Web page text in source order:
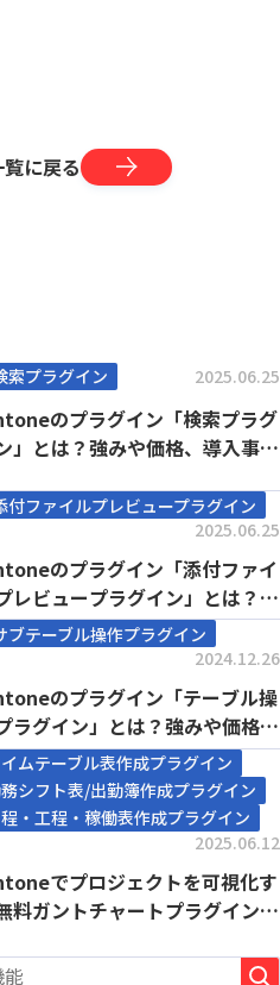
に戻る
索プラグイン 2025.06.25
のプラグイン「検索プラグ
」とは？強みや価格、導入事例
付ファイルプレビュープラグイン
2025.06.25
のプラグイン「添付ファイ
レビュープラグイン」とは？強
価格、...
ブテーブル操作プラグイン
2024.12.26
のプラグイン「テーブル操
ラグイン」とは？強みや価格、
事例ま...
ムテーブル表作成プラグイン
シフト表/出勤簿作成プラグイン
・工程・稼働表作成プラグイン
2025.06.12
でプロジェクトを可視化す
料ガントチャートプラグインを